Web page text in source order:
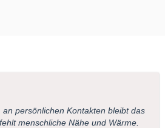
an persönlichen Kontakten bleibt das
menschliche Nähe und Wärme.